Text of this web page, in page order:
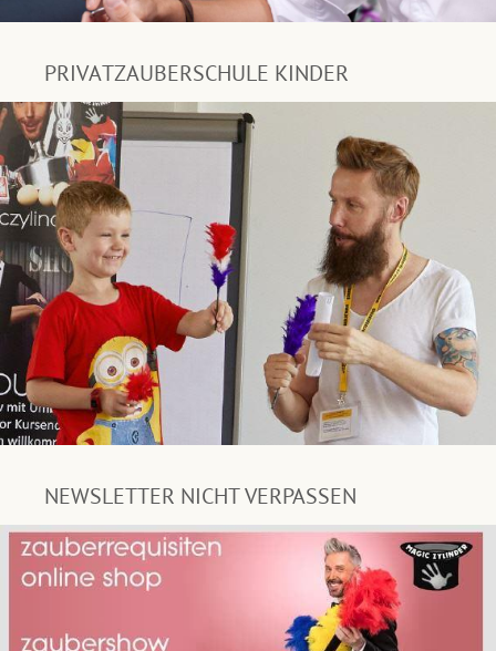
PRIVATZAUBERSCHULE KINDER
NEWSLETTER NICHT VERPASSEN